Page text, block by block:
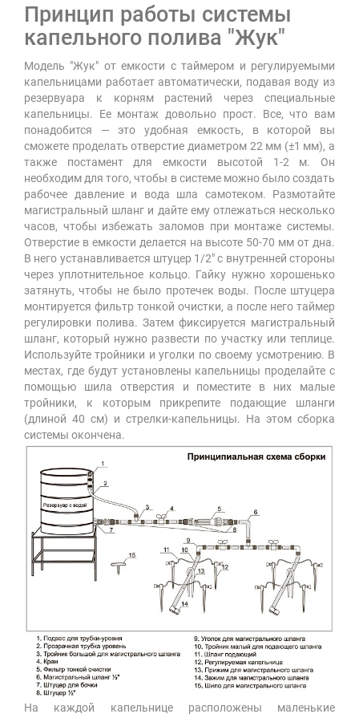
Принцип работы системы
капельного полива "Жук"
Модель "Жук" от емкости с таймером и регулируемыми
капельницами работает автоматически, подавая воду из
резервуара к корням растений через специальные
капельницы. Ее монтаж довольно прост. Все, что вам
понадобится — это удобная емкость, в которой вы
сможете проделать отверстие диаметром 22 мм (±1 мм), а
также постамент для емкости высотой 1-2 м. Он
необходим для того, чтобы в системе можно было создать
рабочее давление и вода шла самотеком. Размотайте
магистральный шланг и дайте ему отлежаться несколько
часов, чтобы избежать заломов при монтаже системы.
Отверстие в емкости делается на высоте 50-70 мм от дна.
В него устанавливается штуцер 1/2" с внутренней стороны
через уплотнительное кольцо. Гайку нужно хорошенько
затянуть, чтобы не было протечек воды. После штуцера
монтируется фильтр тонкой очистки, а после него таймер
регулировки полива. Затем фиксируется магистральный
шланг, который нужно развести по участку или теплице.
Используйте тройники и уголки по своему усмотрению. В
местах, где будут установлены капельницы проделайте с
помощью шила отверстия и поместите в них малые
тройники, к которым прикрепите подающие шланги
(длиной 40 см) и стрелки-капельницы. На этом сборка
системы окончена.
На каждой капельнице расположены маленькие